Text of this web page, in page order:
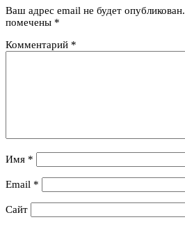
Ваш адрес email не будет опубликован.
помечены *
Комментарий *
Имя *
Email *
Сайт